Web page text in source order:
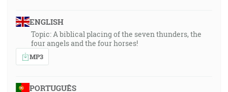
ENGLISH
Topic: A biblical placing of the seven thunders, the
four angels and the four horses!
MP3
PORTUGUÊS